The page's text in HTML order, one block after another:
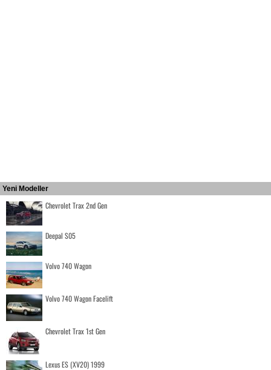
Yeni Modeller
Chevrolet Trax 2nd Gen
Deepal S05
Volvo 740 Wagon
Volvo 740 Wagon Facelift
Chevrolet Trax 1st Gen
Lexus ES (XV20) 1999